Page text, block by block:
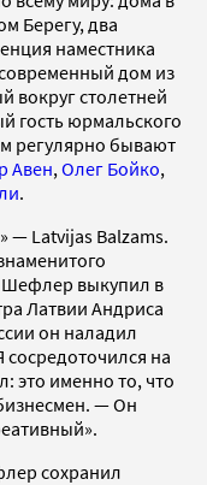
Берегу, два
наместника
дом из
вокруг столетней
юрмальского
регулярно бывают
Авен,Олег Бойко,
.
— Latvijas Balzams.
Шефлер выкупил в
Латвии Андриса
он наладил
сосредоточился на
это именно то, что
— Он
сохранил